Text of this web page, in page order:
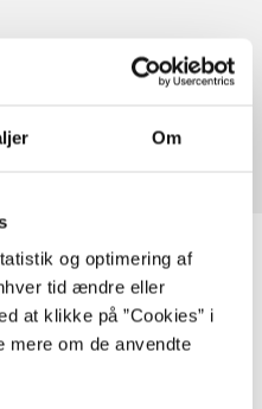
Om
og optimering af
tid ændre eller
at klikke på ”Cookies” i
mere om de anvendte
på udgivelser